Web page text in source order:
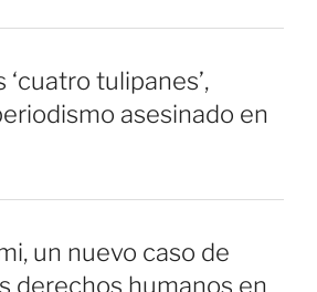
‘cuatro tulipanes’,
asesinado en
un nuevo caso de
derechos humanos en